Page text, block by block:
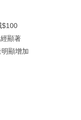
$100
顯著
顯增加